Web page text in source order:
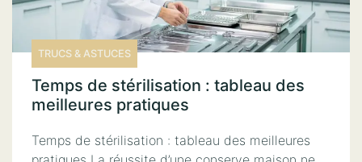
TRUCS & ASTUCES
Temps de stérilisation : tableau des
meilleures pratiques
Temps de stérilisation : tableau des meilleures